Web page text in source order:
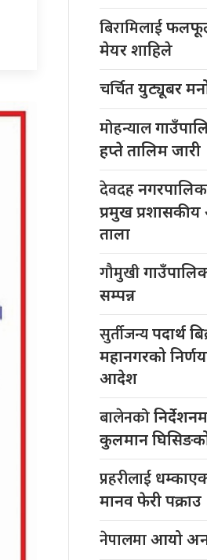
बिरामिलाईफलफूल
मेयर शाहिले
चर्चितयुट्यूबर
मोहन्याल
हप्ते तालिम जारी
देवदह
प्रमुख
ताला
गौमुखी
सम्पन्न
सुर्तीजन्यपदार्थ
महानगरको
आदेश
बालेनको
कुलमान
प्रहरीलाई
मानव फेरी पक्राउ
नेपालमाआयो